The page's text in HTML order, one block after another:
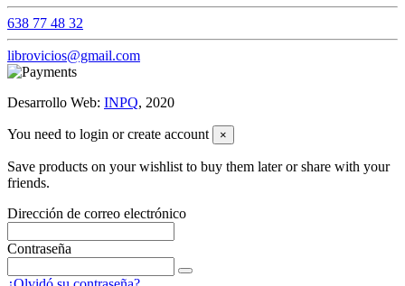
638 77 48 32
librovicios@gmail.com
Desarrollo Web: INPQ, 2020
You need to login or create account ×
Save products on your wishlist to buy them later or share with your
friends.
Dirección de correo electrónico
Contraseña